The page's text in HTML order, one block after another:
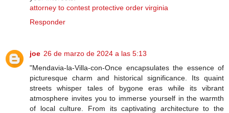
attorney to contest protective order virginia
Responder
joe 26 de marzo de 2024 a las 5:13
"Mendavia-la-Villa-con-Once encapsulates the essence of
picturesque charm and historical significance. Its quaint
streets whisper tales of bygone eras while its vibrant
atmosphere invites you to immerse yourself in the warmth
of local culture. From its captivating architecture to the